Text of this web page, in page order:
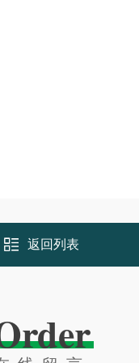
返回列表